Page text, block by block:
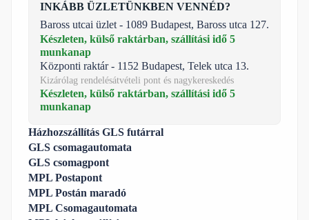
INKÁBB ÜZLETÜNKBEN VENNÉD?
Baross utcai üzlet - 1089 Budapest, Baross utca 127.
Készleten, külső raktárban, szállítási idő 5
munkanap
Központi raktár - 1152 Budapest, Telek utca 13.
Kizárólag rendelésátvételi pont és nagykereskedés
Készleten, külső raktárban, szállítási idő 5
munkanap
Házhozszállítás GLS futárral
GLS csomagautomata
GLS csomagpont
MPL Postapont
MPL Postán maradó
MPL Csomagautomata